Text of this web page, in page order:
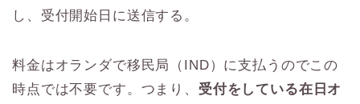
し、受付開始日に送信する。
料金はオランダで移民局（IND）に支払うのでこの
時点では不要です。つまり、 受付をしている在日オ